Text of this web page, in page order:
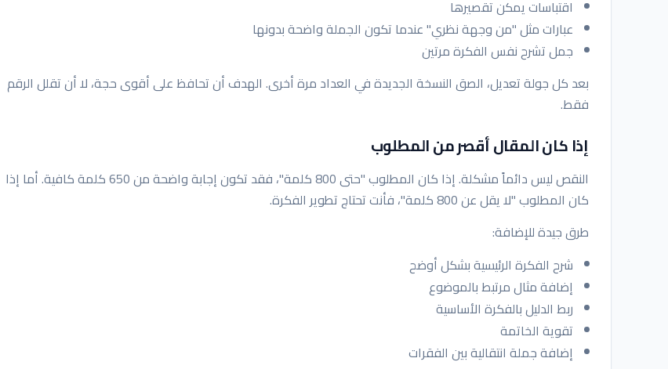
اقتباسات يمكن تقصيرها
عبارات مثل "من وجهة نظري" عندما تكون الجملة واضحة بدونها
جمل تشرح نفس الفكرة مرتين
بعد كل جولة تعديل، الصق النسخة الجديدة في العداد مرة أخرى. الهدف أن تحافظ على أقوى حجة، لا أن تقلل الرقم
فقط.
إذا كان المقال أقصر من المطلوب
النقص ليس دائماً مشكلة. إذا كان المطلوب "حتى 800 كلمة"، فقد تكون إجابة واضحة من 650 كلمة كافية. أما إذا
كان المطلوب "لا يقل عن 800 كلمة"، فأنت تحتاج تطوير الفكرة.
طرق جيدة للإضافة:
شرح الفكرة الرئيسية بشكل أوضح
إضافة مثال مرتبط بالموضوع
ربط الدليل بالفكرة الأساسية
تقوية الخاتمة
إضافة جملة انتقالية بين الفقرات